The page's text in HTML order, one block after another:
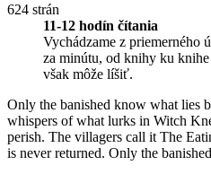
624 strán
11-12 hodín čítania
Vychádzame z priemerného
za minútu, od knihy ku
však môže líšiť.
Only the banished know what lies
whispers of what lurks in Witch
perish. The villagers call it The
is never returned. Only the